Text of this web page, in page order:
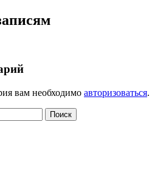
вам необходимо авторизоваться.